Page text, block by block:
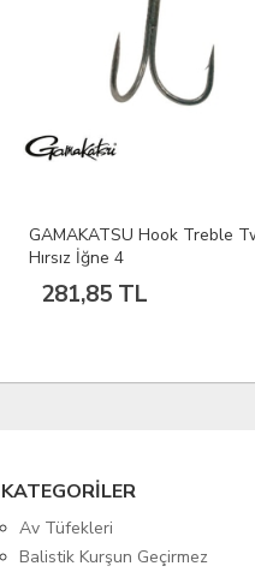
Katlanır Dipçik
50.85 Dolar
KATEGORİLER
Av Tüfekleri
Balistik Kurşun Geçirmez